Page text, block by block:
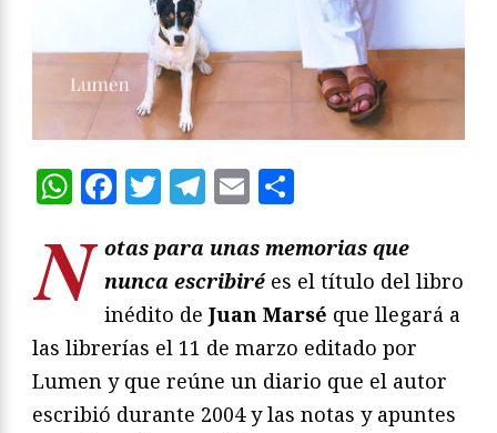
WhatsApp
Facebook
Twitter
Telegram
Email
N otas para unas memorias que
nunca escribirées el título del libro
inédito de Juan Marsé que llegará a
las librerías el 11 de marzo editado por
Lumen y que reúne un diario que el autor
escribió durante 2004 y las notas y apuntes